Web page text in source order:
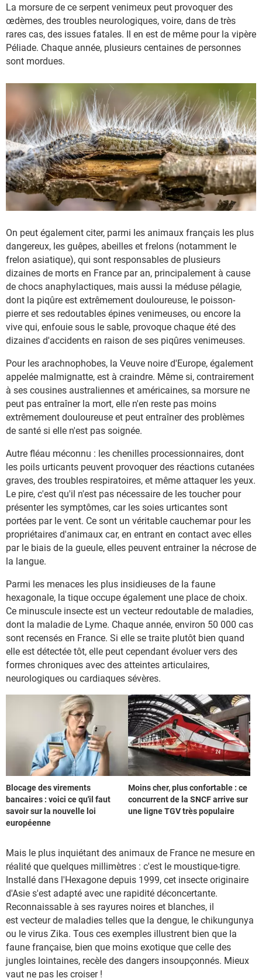
La morsure de ce serpent venimeux peut provoquer des
œdèmes, des troubles neurologiques, voire, dans de très
rares cas, des issues fatales. Il en est de même pour la vipère
Péliade. Chaque année, plusieurs centaines de personnes
sont mordues.
On peut également citer, parmi les animaux français les plus
dangereux, les guêpes, abeilles et frelons (notamment le
frelon asiatique), qui sont responsables de plusieurs
dizaines de morts en France par an, principalement à cause
de chocs anaphylactiques, mais aussi la méduse pélagie,
dont la piqûre est extrêmement douloureuse, le poisson-
pierre et ses redoutables épines venimeuses, ou encore la
vive qui, enfouie sous le sable, provoque chaque été des
dizaines d'accidents en raison de ses piqûres venimeuses.
Pour les arachnophobes, la Veuve noire d'Europe, également
appelée malmignatte, est à craindre. Même si, contrairement
à ses cousines australiennes et américaines, sa morsure ne
peut pas entraîner la mort, elle n'en reste pas moins
extrêmement douloureuse et peut entraîner des problèmes
de santé si elle n'est pas soignée.
Autre fléau méconnu : les chenilles processionnaires, dont
les poils urticants peuvent provoquer des réactions cutanées
graves, des troubles respiratoires, et même attaquer les yeux.
Le pire, c'est qu'il n'est pas nécessaire de les toucher pour
présenter les symptômes, car les soies urticantes sont
portées par le vent. Ce sont un véritable cauchemar pour les
propriétaires d'animaux car, en entrant en contact avec elles
par le biais de la gueule, elles peuvent entrainer la nécrose de
la langue.
Parmi les menaces les plus insidieuses de la faune
hexagonale, la tique occupe également une place de choix.
Ce minuscule insecte est un vecteur redoutable de maladies,
dont la maladie de Lyme. Chaque année, environ 50 000 cas
sont recensés en France. Si elle se traite plutôt bien quand
elle est détectée tôt, elle peut cependant évoluer vers des
formes chroniques avec des atteintes articulaires,
neurologiques ou cardiaques sévères.
Blocage des virements
bancaires : voici ce qu'il faut
savoir sur la nouvelle loi
européenne
Moins cher, plus confortable : ce
concurrent de la SNCF arrive sur
une ligne TGV très populaire
Mais le plus inquiétant des animaux de France ne mesure en
réalité que quelques millimètres : c'est le moustique-tigre.
Installé dans l'Hexagone depuis 1999, cet insecte originaire
d'Asie s'est adapté avec une rapidité déconcertante.
Reconnaissable à ses rayures noires et blanches, il
est vecteur de maladies telles que la dengue, le chikungunya
ou le virus Zika. Tous ces exemples illustrent bien que la
faune française, bien que moins exotique que celle des
jungles lointaines, recèle des dangers insoupçonnés. Mieux
vaut ne pas les croiser !